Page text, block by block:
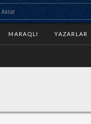
MARAQLI YAZARLAR